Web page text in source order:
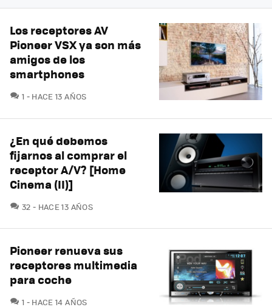
Los receptores AV
Pioneer VSX ya son más
amigos de los
smartphones
1 COMENTARIOS
HACE 13 AÑOS
¿En qué debemos
fijarnos al comprar el
receptor A/V? [Home
Cinema (II)]
32 COMENTARIOS
HACE 13 AÑOS
Pioneer renueva sus
receptores multimedia
para coche
1 COMENTARIOS
HACE 14 AÑOS